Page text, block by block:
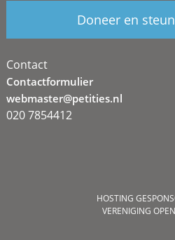
Doneer en
Contact
Contactformulier
webmaster@petities.nl
020 7854412
HOSTING
VERENIGING